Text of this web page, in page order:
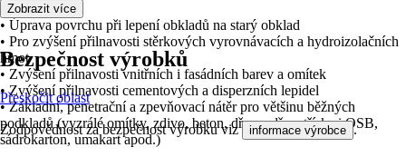
Použití:
• Úprava povrchu při lepení obkladů na starý obklad
• Pro zvýšení přilnavosti stěrkových vyrovnávacích a hydroizolačních
hmot
• Zvýšení přilnavosti vnitřních i fasádních barev a omítek
• Zvýšení přilnavosti cementových a disperzních lepidel
• Základní, penetrační a zpevňovací nátěr pro většinu běžných
podkladů (vyzrálé omítky, zdivo, beton, dřevo, dřevotříska i OSB,
sádrokarton, umakart apod.)
Zobrazit více
Bezpečnost výrobků
Přeskočit oblast
Zodpovědnost za bezpečnost výrobku viz informace výrobce .